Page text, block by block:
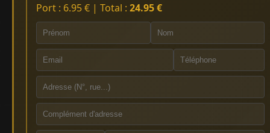
Port : 6.95 € | Total : 24.95 €